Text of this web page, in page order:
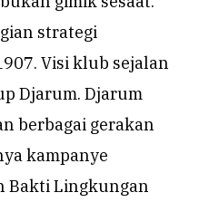
strategi
Visi klub sejalan
Djarum. Djarum
berbagai gerakan
kampanye
Bakti Lingkungan